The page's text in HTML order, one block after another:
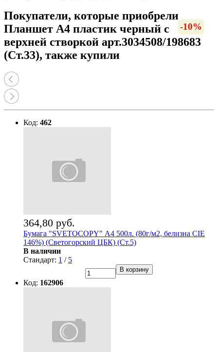
Покупатели, которые приобрели
Планшет А4 пластик черный с
верхней створкой арт.3034508/198683
(Ст.33), также купили
Код: 462
364,80 руб.
Бумага "SVETOCOPY" А4 500л. (80г/м2, белизна CIE
146%) (Светогорский ЦБК) (Ст.5)
В наличии
Стандарт: 1 / 5
В корзину
Код: 162906
-16%
-7%
-12%
-11%
-13%
-23%
-10%